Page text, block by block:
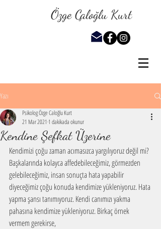
Özge Çaloğlu Kurt
Yazı
Kendine Şefkat Üzerine
Psikolog Özge Caloğlu Kurt
21 Mar 2021 1 dakikada okunur
Kendimizi çoğu zaman acımasızca yargılıyoruz değil mi?
Başkalarında kolayca affedebileceğimiz, görmezden
gelebileceğimiz, insan sonuçta hata yapabilir
diyeceğimiz çoğu konuda kendimize yükleniyoruz. Hata
yapma şansı tanımıyoruz. Kendi canımızı yakma
pahasına kendimize yükleniyoruz. Birkaç örnek
vermem gerekirse,